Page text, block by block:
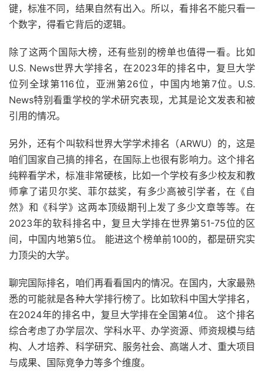
键，标准不同，结果自然有出入。所以，看排名不能只看一
个数字，得看它背后的逻辑。
除了这两个国际大榜，还有些别的榜单也值得一看。比如
U.S. News世界大学排名，在2023年的排名中，复旦大学
位列全球第116位，亚洲第26位，中国内地第7位。U.S.
News特别看重学校的学术研究表现，尤其是论文发表和被
引用的情况。
另外，还有个叫软科世界大学学术排名（ARWU）的，这是
咱们国家自己搞的排名，在国际上也很有影响力。这个排名
纯粹看学术，标准非常硬核，比如一个学校有多少校友和教
师拿了诺贝尔奖、菲尔兹奖，有多少高被引学者，在《自
然》和《科学》这两本顶级期刊上发了多少文章等等。在
2023年的软科排名中，复旦大学排在世界第51-75位的区
间，中国内地第5位。 能进这个榜单前100的，都是研究实
力顶尖的大学。
聊完国际排名，咱们再看看国内的情况。在国内，大家最熟
悉的可能就是各种大学排行榜了。比如软科中国大学排名，
在2024年的排名中，复旦大学排在全国第4位。 这个排名
综合考虑了办学层次、学科水平、办学资源、师资规模与结
构、人才培养、科学研究、服务社会、高端人才、重大项目
与成果、国际竞争力等多个维度。